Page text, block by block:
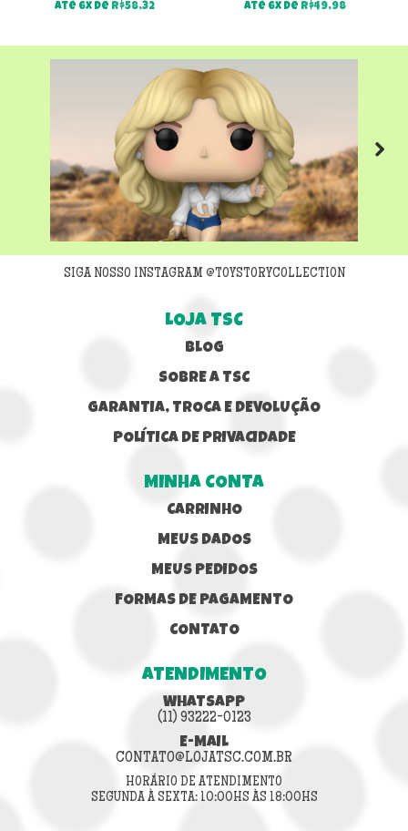
Até 6x de R$58,32 Até 6x de R$49,98
Next
SIGA NOSSO INSTAGRAM @TOYSTORYCOLLECTION
LOJA TSC
BLOG
SOBRE A TSC
GARANTIA, TROCA E DEVOLUÇÃO
POLÍTICA DE PRIVACIDADE
MINHA CONTA
CARRINHO
MEUS DADOS
MEUS PEDIDOS
FORMAS DE PAGAMENTO
CONTATO
ATENDIMENTO
WHATSAPP
(11) 93222-0123
E-MAIL
CONTATO@LOJATSC.COM.BR
HORÁRIO DE ATENDIMENTO
SEGUNDA À SEXTA: 10:00HS ÀS 18:00HS